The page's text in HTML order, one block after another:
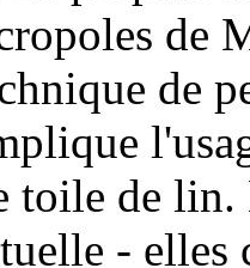
de
de
toile de lin.
- elles